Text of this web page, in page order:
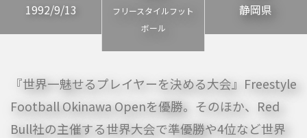
1992/9/13
フリースタイルフット
ボール
静岡県
『世界一魅せるプレイヤーを決める大会』Freestyle
Football Okinawa Openを優勝。そのほか、Red
Bull社の主催する世界大会で準優勝や4位など世界